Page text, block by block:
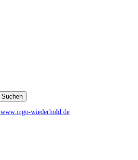
www.ingo-wiederhold.de